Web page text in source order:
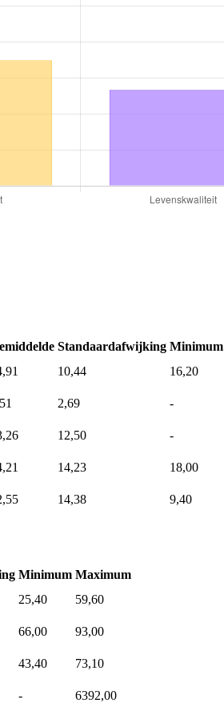
Standaardafwijking Minimum
10,44 16,20
2,69 -
12,50 -
14,23 18,00
14,38 9,40
Minimum Maximum
25,40
59,60
66,00
93,00
43,40
73,10
-
6392,00